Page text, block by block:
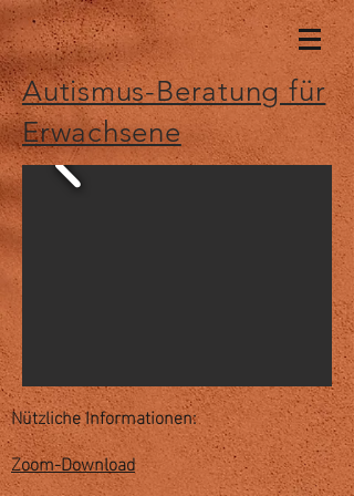
Autismus-Beratung für
Erwachsene
Nützliche Informationen:
Zoom-Download